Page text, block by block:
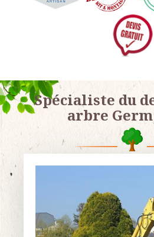
Spécialiste du
arbre Germ